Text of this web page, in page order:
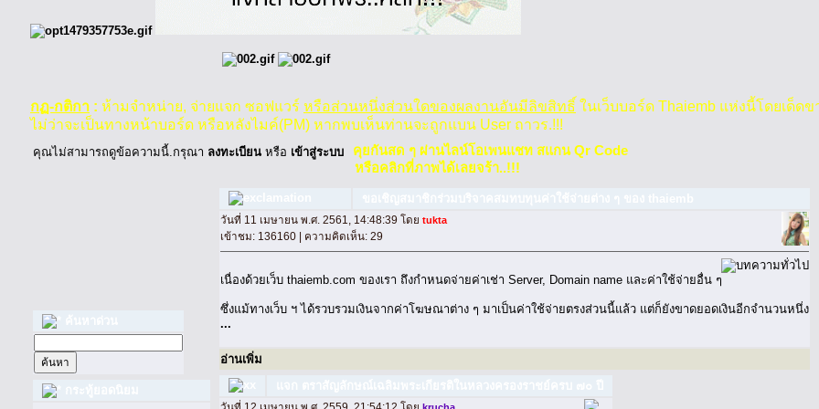
กฏ-กติกา : ห้ามจำหน่าย, จ่ายแจก ซอฟแวร์ หรือส่วนหนึ่งส่วนใดของผลงานอันมีลิขสิทธิ์ ในเว็บบอร์ด Thaiemb แห่งนี้โดยเด็ดข
ไม่ว่าจะเป็นทางหน้าบอร์ด หรือหลังไมค์(PM) หากพบเห็นท่านจะถูกแบน User ถาวร.!!!
คุณไม่สามารถดูข้อความนี้.กรุณา ลงทะเบียน หรือ เข้าสู่ระบบ
คุยกันสด ๆ ผ่านไลน์โอเพนแชท สแกน Qr Code
หรือคลิกที่ภาพได้เลยจร้า..!!!
วันที่ 11 เมษายน พ.ศ. 2561, 14:48:39 โดย tukta
เข้าชม: 136160 | ความคิดเห็น: 29
เนื่องด้วยเว็บ thaiemb.com ของเรา ถึงกำหนดจ่ายค่าเช่า Server, Domain name และค่าใช้จ่ายอื่น ๆ
ซึ่งแม้ทางเว็บ ฯ ได้รวบรวมเงินจากค่าโฆษณาต่าง ๆ มาเป็นค่าใช้จ่ายตรงส่วนนี้แล้ว แต่ก็ยังขาดยอดเงินอีกจำนวนหนึ่ง
...
อ่านเพิ่ม
วันที่ 12 เมษายน พ.ศ. 2559, 21:54:12 โดย